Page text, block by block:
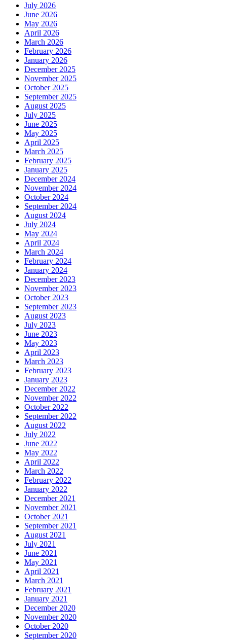
July 2026
June 2026
May 2026
April 2026
March 2026
February 2026
January 2026
December 2025
November 2025
October 2025
September 2025
August 2025
July 2025
June 2025
May 2025
April 2025
March 2025
February 2025
January 2025
December 2024
November 2024
October 2024
September 2024
August 2024
July 2024
May 2024
April 2024
March 2024
February 2024
January 2024
December 2023
November 2023
October 2023
September 2023
August 2023
July 2023
June 2023
May 2023
April 2023
March 2023
February 2023
January 2023
December 2022
November 2022
October 2022
September 2022
August 2022
July 2022
June 2022
May 2022
April 2022
March 2022
February 2022
January 2022
December 2021
November 2021
October 2021
September 2021
August 2021
July 2021
June 2021
May 2021
April 2021
March 2021
February 2021
January 2021
December 2020
November 2020
October 2020
September 2020